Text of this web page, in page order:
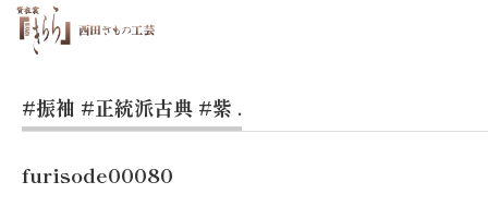
#振袖 #正統派古典 #紫 .
furisode00080